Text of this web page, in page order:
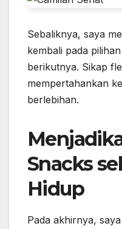
Sebaliknya, saya
kembali pada
berikutnya. Sikap
mempertahankan
berlebihan.
Snacks
Hidup
Pada akhirnya,